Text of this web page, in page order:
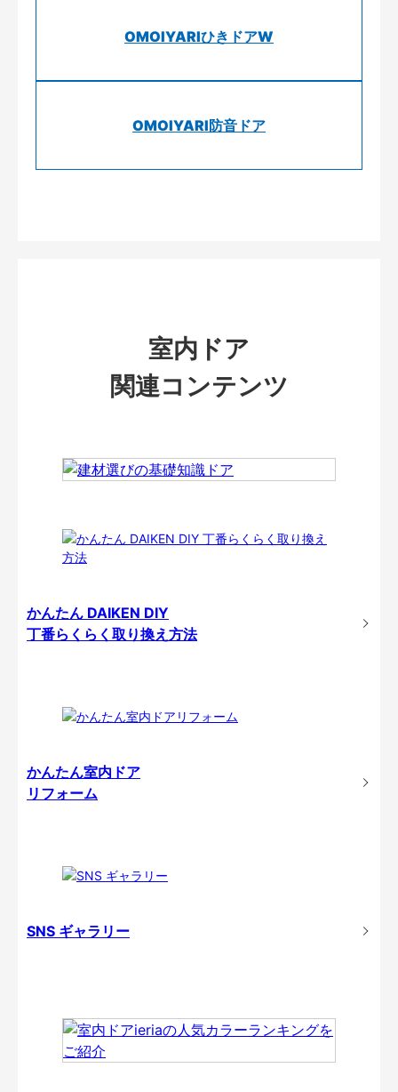
OMOIYARIひきドアW
OMOIYARI防音ドア
室内ドア
関連コンテンツ
かんたん DAIKEN DIY
丁番らくらく取り換え方法
かんたん室内ドア
リフォーム
SNS ギャラリー